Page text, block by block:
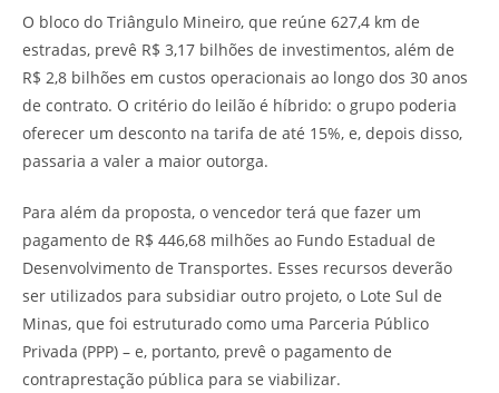
O bloco do Triângulo Mineiro, que reúne 627,4 km de
estradas, prevê R$ 3,17 bilhões de investimentos, além de
R$ 2,8 bilhões em custos operacionais ao longo dos 30 anos
de contrato. O critério do leilão é híbrido: o grupo poderia
oferecer um desconto na tarifa de até 15%, e, depois disso,
passaria a valer a maior outorga.
Para além da proposta, o vencedor terá que fazer um
pagamento de R$ 446,68 milhões ao Fundo Estadual de
Desenvolvimento de Transportes. Esses recursos deverão
ser utilizados para subsidiar outro projeto, o Lote Sul de
Minas, que foi estruturado como uma Parceria Público
Privada (PPP) – e, portanto, prevê o pagamento de
contraprestação pública para se viabilizar.